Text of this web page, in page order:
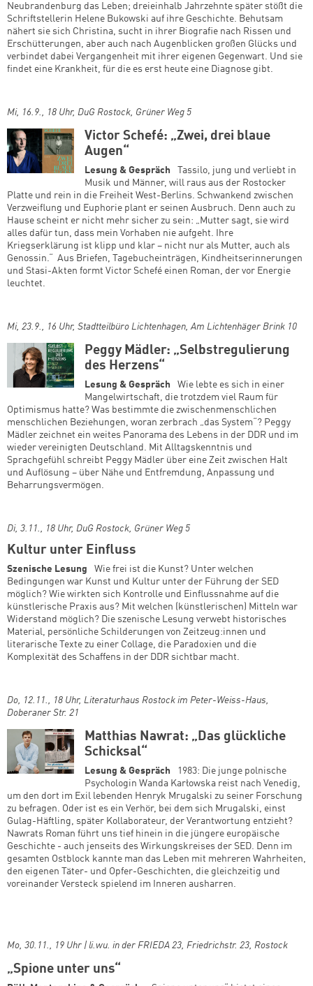
Neubrandenburg das Leben; dreieinhalb Jahrzehnte später stößt die
Schriftstellerin Helene Bukowski auf ihre Geschichte. Behutsam
nähert sie sich Christina, sucht in ihrer Biografie nach Rissen und
Erschütterungen, aber auch nach Augenblicken großen Glücks und
verbindet dabei Vergangenheit mit ihrer eigenen Gegenwart. Und sie
findet eine Krankheit, für die es erst heute eine Diagnose gibt.
Mi, 16.9., 18 Uhr, DuG Rostock, Grüner Weg 5
Victor Schefé: „Zwei, drei blaue
Augen“
Lesung & Gespräch
Tassilo, jung und verliebt in
Musik und Männer, will raus aus der Rostocker
Platte und rein in die Freiheit West-Berlins. Schwankend zwischen
Verzweiflung und Euphorie plant er seinen Ausbruch. Denn auch zu
Hause scheint er nicht mehr sicher zu sein: „Mutter sagt, sie wird
alles dafür tun, dass mein Vorhaben nie aufgeht. Ihre
Kriegserklärung ist klipp und klar – nicht nur als Mutter, auch als
Genossin.“ Aus Briefen, Tagebucheinträgen, Kindheitserinnerungen
und Stasi-Akten formt Victor Schefé einen Roman, der vor Energie
leuchtet.
Mi, 23.9., 16 Uhr, Stadtteilbüro Lichtenhagen, Am Lichtenhäger Brink 10
Peggy Mädler: „Selbstregulierung
des Herzens“
Lesung & Gespräch
Wie lebte es sich in einer
Mangelwirtschaft, die trotzdem viel Raum für
Optimismus hatte? Was bestimmte die zwischenmenschlichen
menschlichen Beziehungen, woran zerbrach „das System“? Peggy
Mädler zeichnet ein weites Panorama des Lebens in der DDR und im
wieder vereinigten Deutschland. Mit Alltagskenntnis und
Sprachgefühl schreibt Peggy Mädler über eine Zeit zwischen Halt
und Auflösung – über Nähe und Entfremdung, Anpassung und
Beharrungsvermögen.
Di, 3.11., 18 Uhr, DuG Rostock, Grüner Weg 5
Kultur unter Einfluss
Szenische Lesung
Wie frei ist die Kunst? Unter welchen
Bedingungen war Kunst und Kultur unter der Führung der SED
möglich? Wie wirkten sich Kontrolle und Einflussnahme auf die
künstlerische Praxis aus? Mit welchen (künstlerischen) Mitteln war
Widerstand möglich? Die szenische Lesung verwebt historisches
Material, persönliche Schilderungen von Zeitzeug:innen und
literarische Texte zu einer Collage, die Paradoxien und die
Komplexität des Schaffens in der DDR sichtbar macht.
Do, 12.11., 18 Uhr, Literaturhaus Rostock im Peter-Weiss-Haus,
Doberaner Str. 21
Matthias Nawrat: „Das glückliche
Schicksal“
Lesung & Gespräch
1983: Die junge polnische
Psychologin Wanda Karłowska reist nach Venedig,
um den dort im Exil lebenden Henryk Mrugalski zu seiner Forschung
zu befragen. Oder ist es ein Verhör, bei dem sich Mrugalski, einst
Gulag-Häftling, später Kollaborateur, der Verantwortung entzieht?
Nawrats Roman führt uns tief hinein in die jüngere europäische
Geschichte - auch jenseits des Wirkungskreises der SED. Denn im
gesamten Ostblock kannte man das Leben mit mehreren Wahrheiten,
den eigenen Täter- und Opfer-Geschichten, die gleichzeitig und
voreinander Versteck spielend im Inneren ausharren.
Mo, 30.11., 19 Uhr | li.wu. in der FRIEDA 23, Friedrichstr. 23, Rostock
„Spione unter uns“